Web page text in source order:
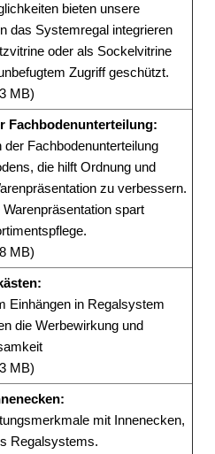
bieten unsere
das Systemregal integrieren
oder als Sockelvitrine
Zugriff geschützt.
MB)
Fachbodenunterteilung:
der Fachbodenunterteilung
die hilft Ordnung und
zu verbessern.
spart
MB)
Einhängen in Regalsystem
die Werbewirkung und
MB)
mit Innenecken,
Regalsystems.